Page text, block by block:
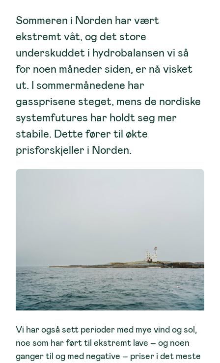
Sommeren i Norden har vært
ekstremt våt, og det store
underskuddet i hydrobalansen vi så
for noen måneder siden, er nå visket
ut. I sommermånedene har
gassprisene steget, mens de nordiske
systemfutures har holdt seg mer
stabile. Dette fører til økte
prisforskjeller i Norden.
Vi har også sett perioder med mye vind og sol,
noe som har ført til ekstremt lave – og noen
ganger til og med negative – priser i det meste